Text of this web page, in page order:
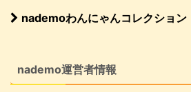
nademoわんにゃんコレクション
nademo運営者情報